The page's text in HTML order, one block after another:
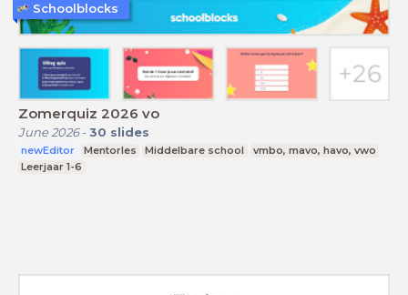
Zomerquiz 2026 vo
June 2026- 30 slides
newEditor Mentorles Middelbare school
vmbo, mavo, havo, vwo
Leerjaar 1-6
Schoolblocks